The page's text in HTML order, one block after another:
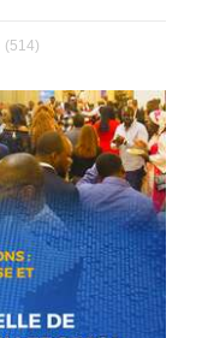
(514)